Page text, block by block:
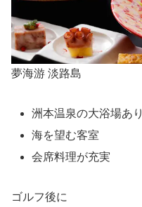
夢海游 淡路島
洲本温泉の大浴場あり
海を望む客室
会席料理が充実
ゴルフ後に